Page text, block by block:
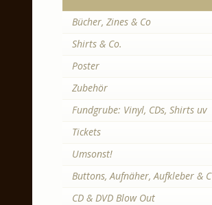
Bücher, Zines & Co
Shirts & Co.
Poster
Zubehör
Fundgrube: Vinyl, CDs, Shirts uv
Tickets
Umsonst!
Buttons, Aufnäher, Aufkleber & C
CD & DVD Blow Out